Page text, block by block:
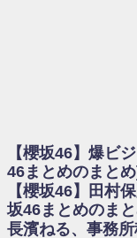
日向坂46まとめのま
会見の模様がこちら！
乃木坂欅坂まとめの
カそう...
欅坂あんてな ～欅坂
ピーズ集結！櫻坂46守屋
【櫻坂46】爆ビ
46まとめのまと
【櫻坂46】田村
坂46まとめのま
長濱ねる、事務